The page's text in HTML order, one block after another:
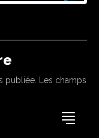
publiée.
Les champs